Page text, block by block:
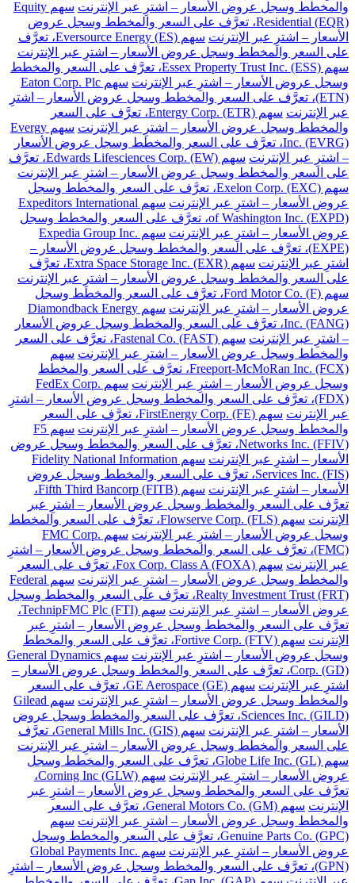
والمخطط وسجل عروض الأسعار – اشترِ عبر الإنترنت
سهم Equity
Residential (EQR)، تعرَّف على السعر والمخطط وسجل عروض
الأسعار – اشترِ عبر الإنترنت
سهم Eversource Energy (ES)، تعرَّف
على السعر والمخطط وسجل عروض الأسعار – اشترِ عبر الإنترنت
سهم Essex Property Trust Inc. (ESS)، تعرَّف على السعر والمخطط
وسجل عروض الأسعار – اشترِ عبر الإنترنت
سهم Eaton Corp. Plc
(ETN)، تعرَّف على السعر والمخطط وسجل عروض الأسعار – اشترِ
عبر الإنترنت
سهم Entergy Corp. (ETR)، تعرَّف على السعر
والمخطط وسجل عروض الأسعار – اشترِ عبر الإنترنت
سهم Evergy
Inc. (EVRG)، تعرَّف على السعر والمخطط وسجل عروض الأسعار
– اشترِ عبر الإنترنت
سهم Edwards Lifesciences Corp. (EW)، تعرَّف
على السعر والمخطط وسجل عروض الأسعار – اشترِ عبر الإنترنت
سهم Exelon Corp. (EXC)، تعرَّف على السعر والمخطط وسجل
عروض الأسعار – اشترِ عبر الإنترنت
سهم Expeditors International
of Washington Inc. (EXPD)، تعرَّف على السعر والمخطط وسجل
عروض الأسعار – اشترِ عبر الإنترنت
سهم Expedia Group Inc.
(EXPE)، تعرَّف على السعر والمخطط وسجل عروض الأسعار –
اشترِ عبر الإنترنت
سهم Extra Space Storage Inc. (EXR)، تعرَّف
على السعر والمخطط وسجل عروض الأسعار – اشترِ عبر الإنترنت
سهم Ford Motor Co. (F)، تعرَّف على السعر والمخطط وسجل
عروض الأسعار – اشترِ عبر الإنترنت
سهم Diamondback Energy
Inc. (FANG)، تعرَّف على السعر والمخطط وسجل عروض الأسعار
– اشترِ عبر الإنترنت
سهم Fastenal Co. (FAST)، تعرَّف على السعر
والمخطط وسجل عروض الأسعار – اشترِ عبر الإنترنت سهم
Freeport-McMoRan Inc. (FCX)، تعرَّف على السعر والمخطط
وسجل عروض الأسعار – اشترِ عبر الإنترنت
سهم FedEx Corp.
(FDX)، تعرَّف على السعر والمخطط وسجل عروض الأسعار – اشترِ
عبر الإنترنت
سهم FirstEnergy Corp. (FE)، تعرَّف على السعر
والمخطط وسجل عروض الأسعار – اشترِ عبر الإنترنت
سهم F5
Networks Inc. (FFIV)، تعرَّف على السعر والمخطط وسجل عروض
الأسعار – اشترِ عبر الإنترنت
سهم Fidelity National Information
Services Inc. (FIS)، تعرَّف على السعر والمخطط وسجل عروض
الأسعار – اشترِ عبر الإنترنت
سهم Fifth Third Bancorp (FITB)،
تعرَّف على السعر والمخطط وسجل عروض الأسعار – اشترِ عبر
الإنترنت
سهم Flowserve Corp. (FLS)، تعرَّف على السعر والمخطط
وسجل عروض الأسعار – اشترِ عبر الإنترنت
سهم FMC Corp.
(FMC)، تعرَّف على السعر والمخطط وسجل عروض الأسعار – اشترِ
عبر الإنترنت
سهم Fox Corp. Class A (FOXA)، تعرَّف على السعر
والمخطط وسجل عروض الأسعار – اشترِ عبر الإنترنت
سهم Federal
Realty Investment Trust (FRT)، تعرَّف على السعر والمخطط وسجل
عروض الأسعار – اشترِ عبر الإنترنت
سهم TechnipFMC Plc (FTI)،
تعرَّف على السعر والمخطط وسجل عروض الأسعار – اشترِ عبر
الإنترنت
سهم Fortive Corp. (FTV)، تعرَّف على السعر والمخطط
وسجل عروض الأسعار – اشترِ عبر الإنترنت
سهم General Dynamics
Corp. (GD)، تعرَّف على السعر والمخطط وسجل عروض الأسعار –
اشترِ عبر الإنترنت
سهم GE Aerospace (GE)، تعرَّف على السعر
والمخطط وسجل عروض الأسعار – اشترِ عبر الإنترنت
سهم Gilead
Sciences Inc. (GILD)، تعرَّف على السعر والمخطط وسجل عروض
الأسعار – اشترِ عبر الإنترنت
سهم General Mills Inc. (GIS)، تعرَّف
على السعر والمخطط وسجل عروض الأسعار – اشترِ عبر الإنترنت
سهم Globe Life Inc. (GL)، تعرَّف على السعر والمخطط وسجل
عروض الأسعار – اشترِ عبر الإنترنت
سهم Corning Inc (GLW)،
تعرَّف على السعر والمخطط وسجل عروض الأسعار – اشترِ عبر
الإنترنت
سهم General Motors Co. (GM)، تعرَّف على السعر
والمخطط وسجل عروض الأسعار – اشترِ عبر الإنترنت سهم
Genuine Parts Co. (GPC)، تعرَّف على السعر والمخطط وسجل
عروض الأسعار – اشترِ عبر الإنترنت
سهم Global Payments Inc.
(GPN)، تعرَّف على السعر والمخطط وسجل عروض الأسعار – اشترِ